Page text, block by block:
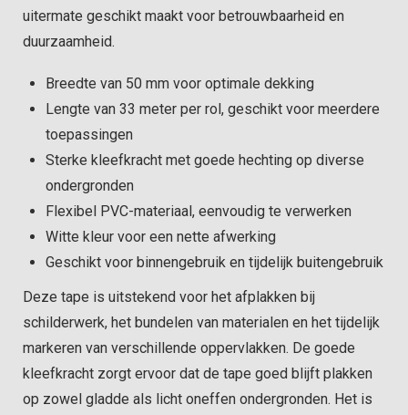
uitermate geschikt maakt voor betrouwbaarheid en
duurzaamheid.
Breedte van 50 mm voor optimale dekking
Lengte van 33 meter per rol, geschikt voor meerdere
toepassingen
Sterke kleefkracht met goede hechting op diverse
ondergronden
Flexibel PVC-materiaal, eenvoudig te verwerken
Witte kleur voor een nette afwerking
Geschikt voor binnengebruik en tijdelijk buitengebruik
Deze tape is uitstekend voor het afplakken bij
schilderwerk, het bundelen van materialen en het tijdelijk
markeren van verschillende oppervlakken. De goede
kleefkracht zorgt ervoor dat de tape goed blijft plakken
op zowel gladde als licht oneffen ondergronden. Het is